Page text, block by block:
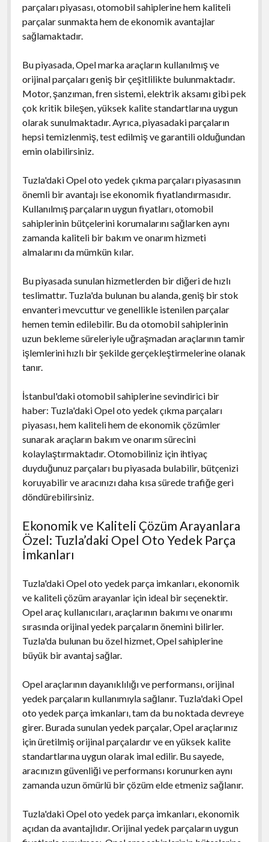
parçaları piyasası, otomobil sahiplerine hem kaliteli
parçalar sunmakta hem de ekonomik avantajlar
sağlamaktadır.
Bu piyasada, Opel marka araçların kullanılmış ve
orijinal parçaları geniş bir çeşitlilikte bulunmaktadır.
Motor, şanzıman, fren sistemi, elektrik aksamı gibi pek
çok kritik bileşen, yüksek kalite standartlarına uygun
olarak sunulmaktadır. Ayrıca, piyasadaki parçaların
hepsi temizlenmiş, test edilmiş ve garantili olduğundan
emin olabilirsiniz.
Tuzla'daki Opel oto yedek çıkma parçaları piyasasının
önemli bir avantajı ise ekonomik fiyatlandırmasıdır.
Kullanılmış parçaların uygun fiyatları, otomobil
sahiplerinin bütçelerini korumalarını sağlarken aynı
zamanda kaliteli bir bakım ve onarım hizmeti
almalarını da mümkün kılar.
Bu piyasada sunulan hizmetlerden bir diğeri de hızlı
teslimattır. Tuzla'da bulunan bu alanda, geniş bir stok
envanteri mevcuttur ve genellikle istenilen parçalar
hemen temin edilebilir. Bu da otomobil sahiplerinin
uzun bekleme süreleriyle uğraşmadan araçlarının tamir
işlemlerini hızlı bir şekilde gerçekleştirmelerine olanak
tanır.
İstanbul'daki otomobil sahiplerine sevindirici bir
haber: Tuzla'daki Opel oto yedek çıkma parçaları
piyasası, hem kaliteli hem de ekonomik çözümler
sunarak araçların bakım ve onarım sürecini
kolaylaştırmaktadır. Otomobiliniz için ihtiyaç
duyduğunuz parçaları bu piyasada bulabilir, bütçenizi
koruyabilir ve aracınızı daha kısa sürede trafiğe geri
döndürebilirsiniz.
Ekonomik ve Kaliteli Çözüm Arayanlara
Özel: Tuzla’daki Opel Oto Yedek Parça
İmkanları
Tuzla'daki Opel oto yedek parça imkanları, ekonomik
ve kaliteli çözüm arayanlar için ideal bir seçenektir.
Opel araç kullanıcıları, araçlarının bakımı ve onarımı
sırasında orijinal yedek parçaların önemini bilirler.
Tuzla'da bulunan bu özel hizmet, Opel sahiplerine
büyük bir avantaj sağlar.
Opel araçlarının dayanıklılığı ve performansı, orijinal
yedek parçaların kullanımıyla sağlanır. Tuzla'daki Opel
oto yedek parça imkanları, tam da bu noktada devreye
girer. Burada sunulan yedek parçalar, Opel araçlarınız
için üretilmiş orijinal parçalardır ve en yüksek kalite
standartlarına uygun olarak imal edilir. Bu sayede,
aracınızın güvenliği ve performansı korunurken aynı
zamanda uzun ömürlü bir çözüm elde etmeniz sağlanır.
Tuzla'daki Opel oto yedek parça imkanları, ekonomik
açıdan da avantajlıdır. Orijinal yedek parçaların uygun